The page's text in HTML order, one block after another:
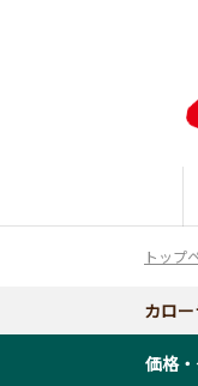
トップ
カロー
価格